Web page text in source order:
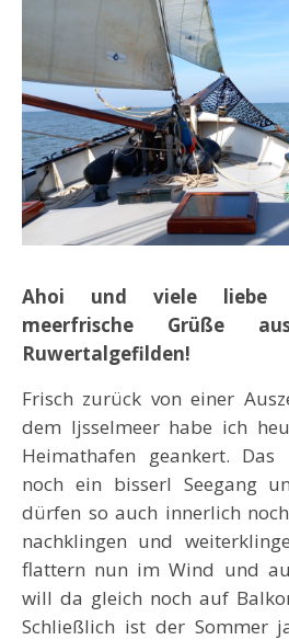
Ahoi und viele liebe lebens.verbundene
meerfrische Grüße
Ruwertalgefilden!
Frisch zurück von einer
dem Ijsselmeer habe ich
Heimathafen geankert. Das
noch ein bisserl Seegang
dürfen so auch innerlich
nachklingen und
flattern nun im Wind und
will da gleich noch auf
Schließlich ist der Sommer